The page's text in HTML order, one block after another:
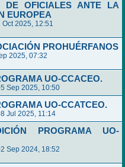
DE OFICIALES ANTE LA
EUROPEA
Oct 2025, 12:51
PROHUÉRFANOS
2025, 07:32
UO-CCACEO.
Sep 2025, 10:50
UO-CCATCEO.
Jul 2025, 11:14
PROGRAMA UO-
Sep 2024, 18:52